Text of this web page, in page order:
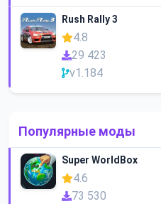
Rush Rally 3
4.8
29 423
v1.184
Популярные моды
Super WorldBox
4.6
73 530